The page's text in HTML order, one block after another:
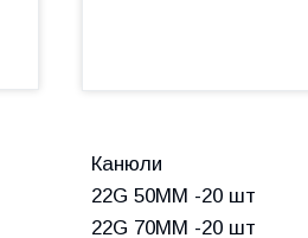
Канюли
22G 50MM -20 шт
22G 70MM -20 шт